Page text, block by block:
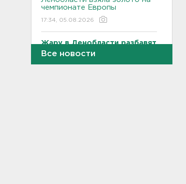
чемпионате Европы
17:34, 05.08.2026
Жару в Ленобласти разбавят
грозы и ветер до 15 м/с
Все новости